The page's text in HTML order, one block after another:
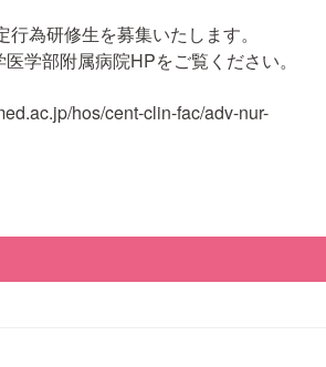
為研修生を募集いたします。
学部附属病院HPをご覧ください。
hos/cent-clin-fac/adv-nur-